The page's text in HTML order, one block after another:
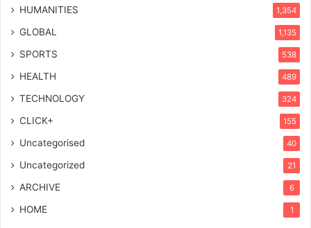
HUMANITIES 1,354
GLOBAL 1,135
SPORTS 538
HEALTH 489
TECHNOLOGY 324
CLICK+ 155
Uncategorised 40
Uncategorized 21
ARCHIVE 6
HOME 1